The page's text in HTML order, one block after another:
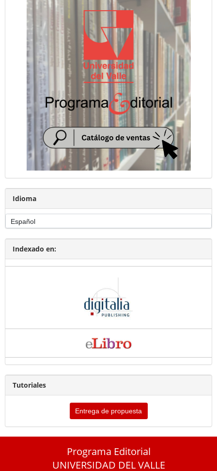
Idioma
Indexado en:
Tutoriales
Entrega de propuesta
Programa Editorial
UNIVERSIDAD DEL VALLE